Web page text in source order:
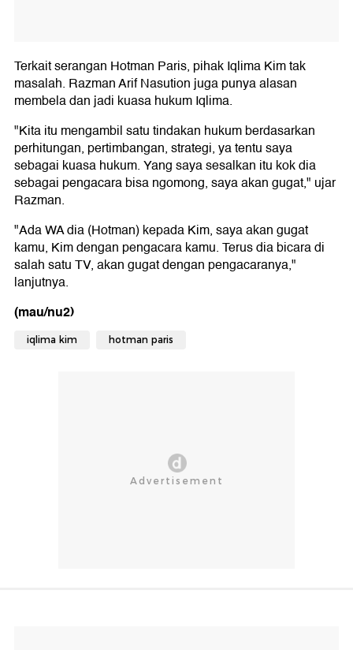
Terkait serangan Hotman Paris, pihak Iqlima Kim tak
masalah. Razman Arif Nasution juga punya alasan
membela dan jadi kuasa hukum Iqlima.
"Kita itu mengambil satu tindakan hukum berdasarkan
perhitungan, pertimbangan, strategi, ya tentu saya
sebagai kuasa hukum. Yang saya sesalkan itu kok dia
sebagai pengacara bisa ngomong, saya akan gugat," ujar
Razman.
"Ada WA dia (Hotman) kepada Kim, saya akan gugat
kamu, Kim dengan pengacara kamu. Terus dia bicara di
salah satu TV, akan gugat dengan pengacaranya,"
lanjutnya.
(mau/nu2)
iqlima kim hotman paris